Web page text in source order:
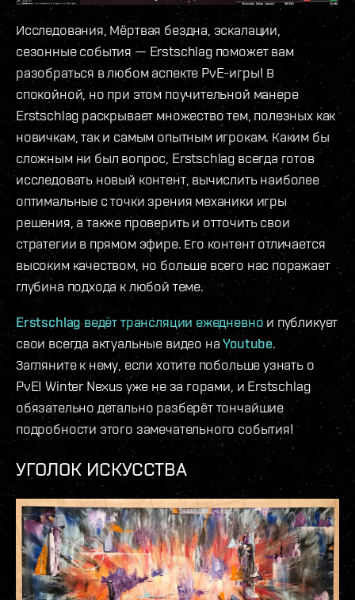
Исследования, Мёртвая бездна, эскалации,
сезонные события — Erstschlag поможет вам
разобраться в любом аспекте PvE-игры! В
спокойной, но при этом поучительной манере
Erstschlag раскрывает множество тем, полезных как
новичкам, так и самым опытным игрокам. Каким бы
сложным ни был вопрос, Erstschlag всегда готов
исследовать новый контент, вычислить наиболее
оптимальные с точки зрения механики игры
решения, а также проверить и отточить свои
стратегии в прямом эфире. Его контент отличается
высоким качеством, но больше всего нас поражает
глубина подхода к любой теме.
Erstschlag ведёт трансляции ежедневно и публикует
свои всегда актуальные видео наYoutube.
Загляните к нему, если хотите побольше узнать о
PvE! Winter Nexus уже не за горами, и Erstschlag
обязательно детально разберёт тончайшие
подробности этого замечательного события!
УГОЛОК ИСКУССТВА